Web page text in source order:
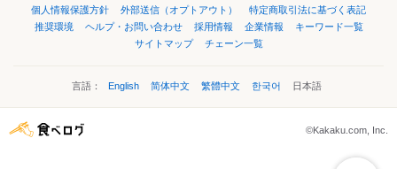
個人情報保護方針
外部送信（オプトアウト）
特定商取引法に基づく表記
推奨環境
ヘルプ・お問い合わせ 採用情報 企業情報
キーワード一覧
サイトマップ
チェーン一覧
言語： English 简体中文 繁體中文 한국어 日本語
©Kakaku.com, Inc.